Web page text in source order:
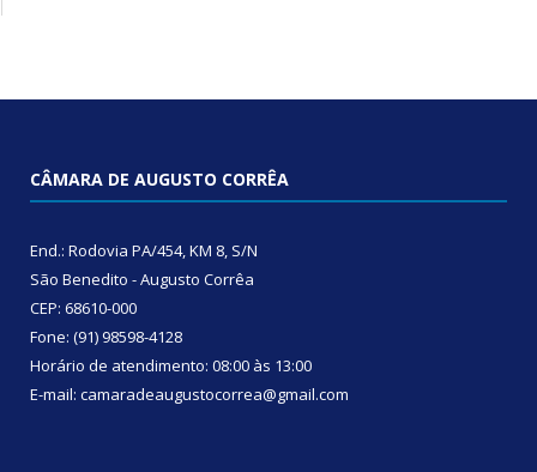
CÂMARA DE AUGUSTO CORRÊA
End.: Rodovia PA/454, KM 8, S/N
São Benedito - Augusto Corrêa
CEP: 68610-000
Fone: (91) 98598-4128
Horário de atendimento: 08:00 às 13:00
E-mail: camaradeaugustocorrea@gmail.com